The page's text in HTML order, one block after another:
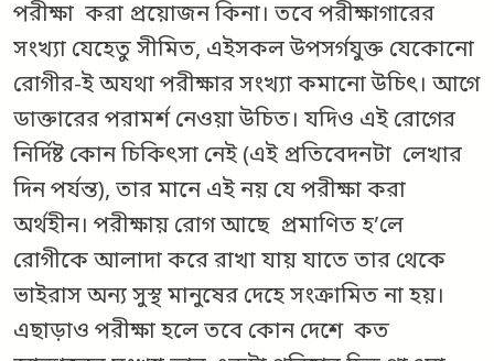
পরীক্ষা করা প্রয়োজন কিনা। তবে পরীক্ষাগারের
সংখ্যা যেহেতু সীমিত, এইসকল উপসর্গযুক্ত যেকোনো
রোগীর-ই অযথা পরীক্ষার সংখ্যা কমানো উচিৎ। আগে
ডাক্তারের পরামর্শ নেওয়া উচিত। যদিও এই রোগের
নির্দিষ্ট কোন চিকিৎসা নেই (এই প্রতিবেদনটা লেখার
দিন পর্যন্ত), তার মানে এই নয় যে পরীক্ষা করা
অর্থহীন। পরীক্ষায় রোগ আছে প্রমাণিত হ’লে
রোগীকে আলাদা করে রাখা যায় যাতে তার থেকে
ভাইরাস অন্য সুস্থ মানুষের দেহে সংক্রামিত না হয়।
এছাড়াও পরীক্ষা হলে তবে কোন দেশে কত